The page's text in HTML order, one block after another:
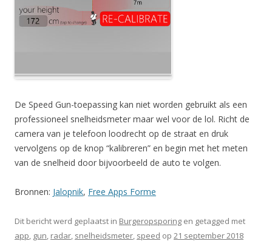
De Speed Gun-toepassing kan niet worden gebruikt als een
professioneel snelheidsmeter maar wel voor de lol. Richt de
camera van je telefoon loodrecht op de straat en druk
vervolgens op de knop “kalibreren” en begin met het meten
van de snelheid door bijvoorbeeld de auto te volgen.
Bronnen: Jalopnik, Free Apps Forme
Dit bericht werd geplaatst in Burgeropsporing en getagged met
app, gun, radar, snelheidsmeter, speed op 21 september 2018